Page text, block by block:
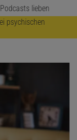
lieben
psychischen